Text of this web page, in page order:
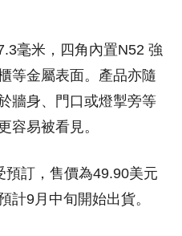
毫米，四角內置N52 強
等金屬表面。產品亦隨
牆身、門口或燈掣旁等
容易被看見。
預訂，售價為49.90美元
計9月中旬開始出貨。